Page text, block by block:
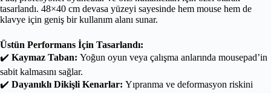
tasarlandı. 48×40 cm devasa yüzeyi sayesinde hem mouse hem de
klavye için geniş bir kullanım alanı sunar.
Üstün Performans İçin Tasarlandı:
✔️ Kaymaz Taban: Yoğun oyun veya çalışma anlarında mousepad’in
sabit kalmasını sağlar.
✔️ Dayanıklı Dikişli Kenarlar: Yıpranma ve deformasyon riskini